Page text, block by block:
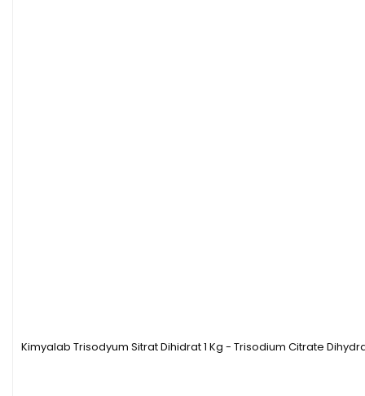
Kimyalab Trisodyum Sitrat Dihidrat 1 Kg - Trisodium Citrate